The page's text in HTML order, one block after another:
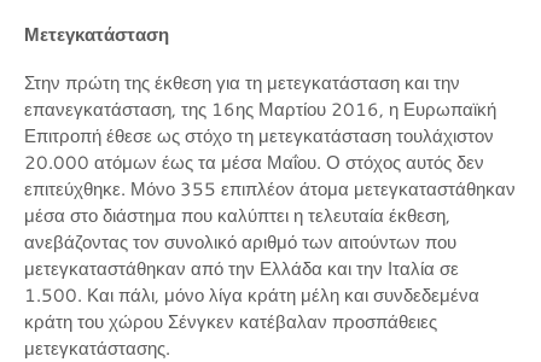
Μετεγκατάσταση
Στην πρώτη της έκθεση για τη μετεγκατάσταση και την
επανεγκατάσταση, της 16ης Μαρτίου 2016, η Ευρωπαϊκή
Επιτροπή έθεσε ως στόχο τη μετεγκατάσταση τουλάχιστον
20.000 ατόμων έως τα μέσα Μαΐου. Ο στόχος αυτός δεν
επιτεύχθηκε. Μόνο 355 επιπλέον άτομα μετεγκαταστάθηκαν
μέσα στο διάστημα που καλύπτει η τελευταία έκθεση,
ανεβάζοντας τον συνολικό αριθμό των αιτούντων που
μετεγκαταστάθηκαν από την Ελλάδα και την Ιταλία σε
1.500. Και πάλι, μόνο λίγα κράτη μέλη και συνδεδεμένα
κράτη του χώρου Σένγκεν κατέβαλαν προσπάθειες
μετεγκατάστασης.